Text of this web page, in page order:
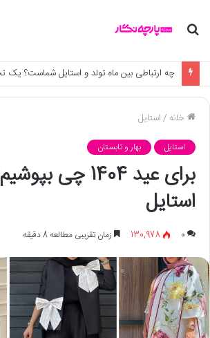
جستجو
خانه /استایل
استایل بهار و تابستان
برای عید 1404 چی
استایل
0
130,978 زمان تقریبی مطالعه 8 دقیقه